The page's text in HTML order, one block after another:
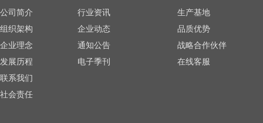
公司简介
组织架构
企业理念
发展历程
联系我们
社会责任
行业资讯
企业动态
通知公告
电子季刊
生产基地
品质优势
战略合作伙伴
在线客服